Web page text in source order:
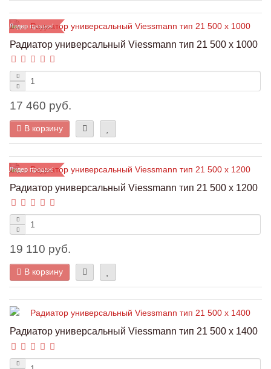
Лидер продаж!
Радиатор универсальный Viessmann тип 21 500 x 1000
17 460 руб.
В корзину
Лидер продаж!
Радиатор универсальный Viessmann тип 21 500 x 1200
19 110 руб.
В корзину
Радиатор универсальный Viessmann тип 21 500 x 1400